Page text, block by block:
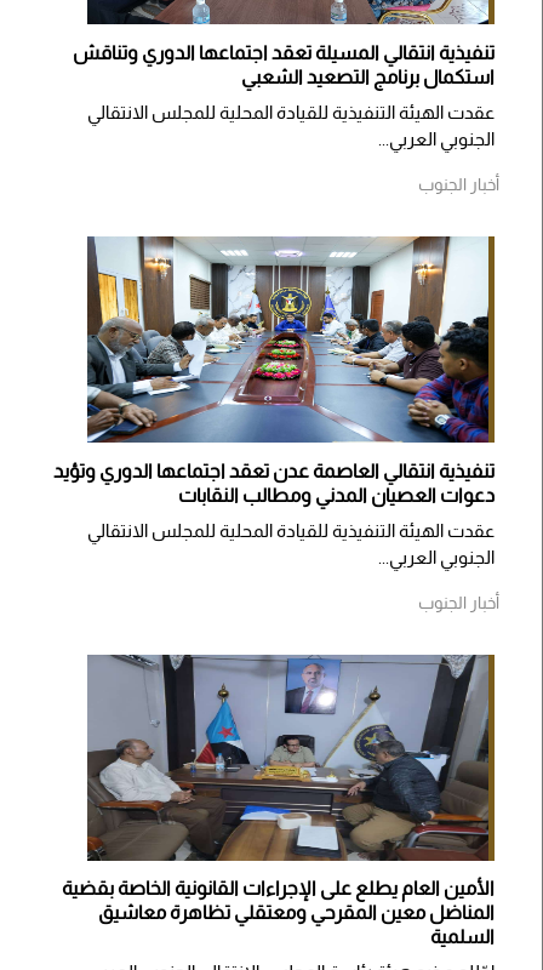
تنفيذية انتقالي المسيلة تعقد اجتماعها الدوري وتناقش
استكمال برنامج التصعيد الشعبي
عقدت الهيئة التنفيذية للقيادة المحلية للمجلس الانتقالي
الجنوبي العربي...
أخبار الجنوب
تنفيذية انتقالي العاصمة عدن تعقد اجتماعها الدوري وتؤيد
دعوات العصيان المدني ومطالب النقابات
​عقدت الهيئة التنفيذية للقيادة المحلية للمجلس الانتقالي
الجنوبي العربي...
أخبار الجنوب
الأمين العام يطلع على الإجراءات القانونية الخاصة بقضية
المناضل معين المقرحي ومعتقلي تظاهرة معاشيق
السلمية